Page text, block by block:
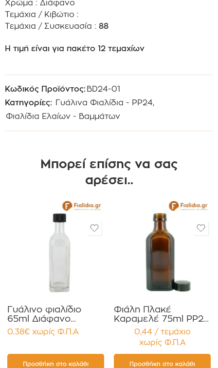
Χρώμα : Διάφανο
Τεμάχια / Κιβώτιο :
Τεμάχια / Συσκευασία : 88
Η τιμή είναι για πακέτο 12 τεμαχίων
Κωδικός Προϊόντος: BD24-01
Κατηγορίες: Γυάλινα Φιαλίδια - PP24,
Φιαλίδια Ελαίων - Βαμμάτων
Μπορεί επίσης να σας
αρέσει..
Γυάλινο φιαλίδιο
65ml Διάφανο
Τετράγωνο
MARASCA με Καπάκι
Βάμματα κοκ
0.38€ χωρίς Φ.Π.Α
Προσθήκη στο καλάθι
Φιάλη Πλακέ
Καραμελέ 75ml PP24
για Έλαια Βάμματα
Σιρόπια Συσκευασία
12 τεμαχίων
0,44 / τεμάχιο
χωρίς Φ.Π.Α
Προσθήκη στο καλάθι